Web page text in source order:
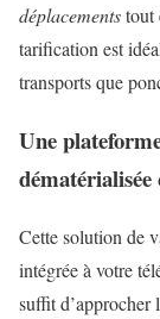
déplacementstout
tarification est
transports que
Une
Cette solution de
intégrée à votre
suffit d’approcher